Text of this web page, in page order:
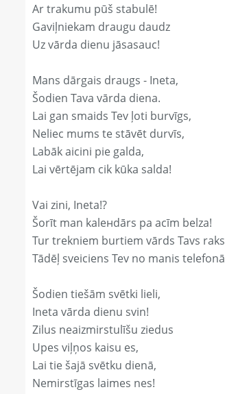
Ar trakumu pūš stabulē!
Gaviļniekam draugu daudz
Uz vārda dienu jāsasauc!
Mans dārgais draugs - Ineta,
Šodien Tava vārda diena.
Lai gan smaids Tev ļoti burvīgs,
Neliec mums te stāvēt durvīs,
Labāk aicini pie galda,
Lai vērtējam cik kūka salda!
Vai zini, Ineta!?
Šorīt man kaleнdārs pa acīm belza!
Tur trekniem burtiem vārds Tavs
Tādēļ sveiciens Tev no manis
Šodien tiešām svētki lieli,
Ineta vārda dienu svin!
Zilus neaizmirstulīšu ziedus
Upes viļņos kaisu es,
Lai tie šajā svētku dienā,
Nemirstīgas laimes nes!